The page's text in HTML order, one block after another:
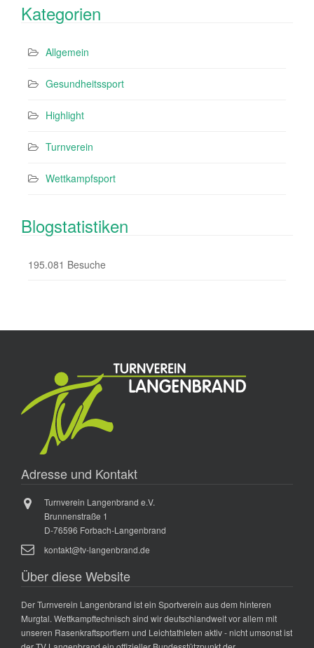
Kategorien
Allgemein
Gesundheitssport
Highlight
Turnverein
Wettkampfsport
Blogstatistiken
195.081 Besuche
Adresse und Kontakt
Turnverein Langenbrand e.V.
Brunnenstraße 1
D-76596 Forbach-Langenbrand
kontakt@tv-langenbrand.de
Über diese Website
Der Turnverein Langenbrand ist ein Sportverein aus dem hinteren
Murgtal. Wettkampftechnisch sind wir deutschlandweit vor allem mit
unseren Rasenkraftsportlern und Leichtathleten aktiv - nicht umsonst ist